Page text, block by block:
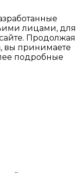
лицами, для
Продолжая
вы принимаете
подробные